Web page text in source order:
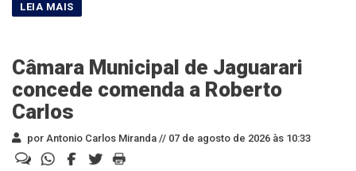
Câmara Municipal de Jaguarari
concede comenda a Roberto
Carlos
por Antonio Carlos Miranda // 07 de agosto de 2026 às 10:33